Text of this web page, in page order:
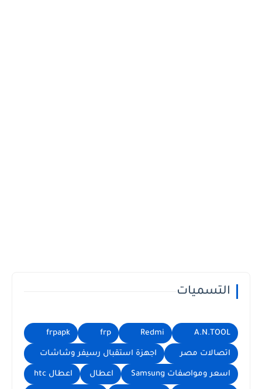
التسميات
A.N.TOOL
Redmi
frp
frpapk
اتصالات مصر اجهزة استقبال رسيفر وشاشات
اسعر ومواصفات Samsung اعطال اعطال htc